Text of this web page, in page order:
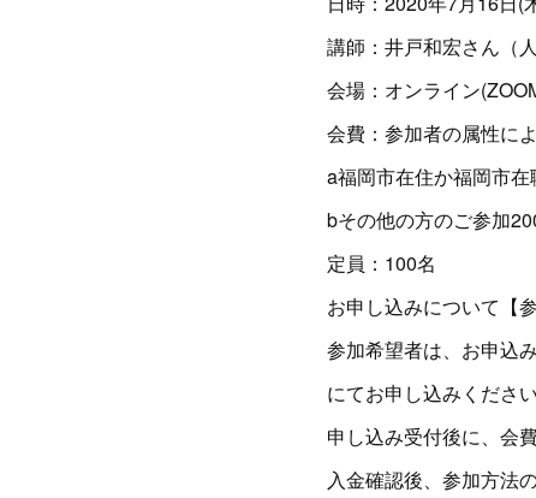
講師：井戸和宏さん（
会場：オンライン
会費：参加者の属性に
a福岡市在住か福岡市
bその他の方のご参加
定員：100名
お申し込みについて【
参加希望者は、お申込
にてお申し込みください
申し込み受付後に、会
入金確認後、参加方法